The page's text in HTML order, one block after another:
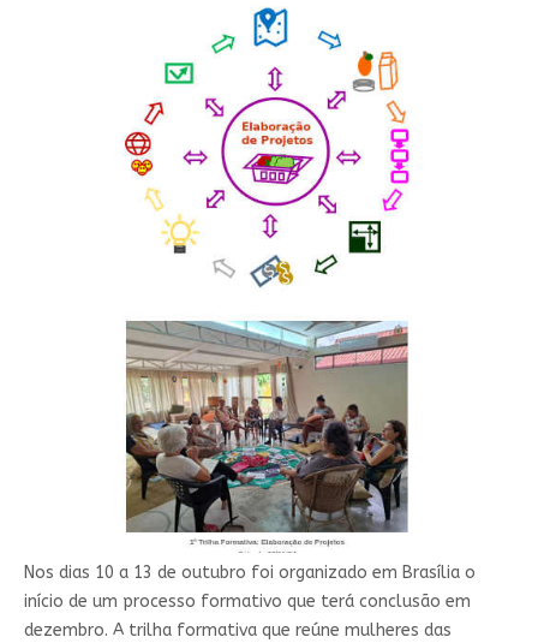
Nos dias 10 a 13 de outubro foi organizado em Brasília o
início de um processo formativo que terá conclusão em
dezembro. A trilha formativa que reúne mulheres das